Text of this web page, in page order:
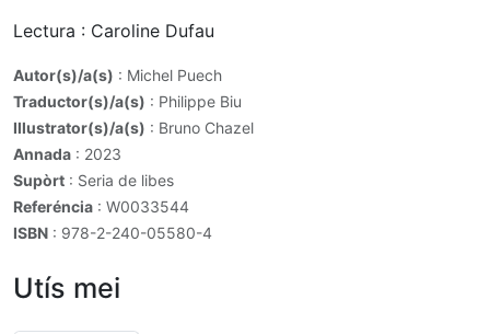
Lectura : Caroline Dufau
Autor(s)/a(s) : Michel Puech
Traductor(s)/a(s) : Philippe Biu
Illustrator(s)/a(s) : Bruno Chazel
Annada : 2023
Supòrt : Seria de libes
Referéncia : W0033544
ISBN : 978-2-240-05580-4
Utís mei